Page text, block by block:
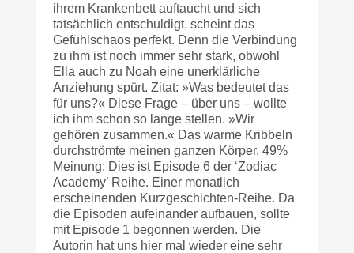
ihrem Krankenbett auftaucht und sich
tatsächlich entschuldigt, scheint das
Gefühlschaos perfekt. Denn die Verbindung
zu ihm ist noch immer sehr stark, obwohl
Ella auch zu Noah eine unerklärliche
Anziehung spürt. Zitat: »Was bedeutet das
für uns?« Diese Frage – über uns – wollte
ich ihm schon so lange stellen. »Wir
gehören zusammen.« Das warme Kribbeln
durchströmte meinen ganzen Körper. 49%
Meinung: Dies ist Episode 6 der ‘Zodiac
Academy’ Reihe. Einer monatlich
erscheinenden Kurzgeschichten-Reihe. Da
die Episoden aufeinander aufbauen, sollte
mit Episode 1 begonnen werden. Die
Autorin hat uns hier mal wieder eine sehr